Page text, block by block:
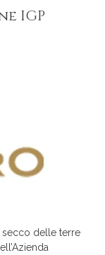
IGP
secco delle terre